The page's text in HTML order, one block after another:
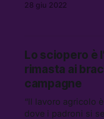
Puglia. Secondo
28 giu 2022
Lo sciopero è
rimasta ai
campagne
“Il lavoro agricolo
dove i padroni si